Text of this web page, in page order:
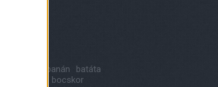
banán
batáta
bocskor